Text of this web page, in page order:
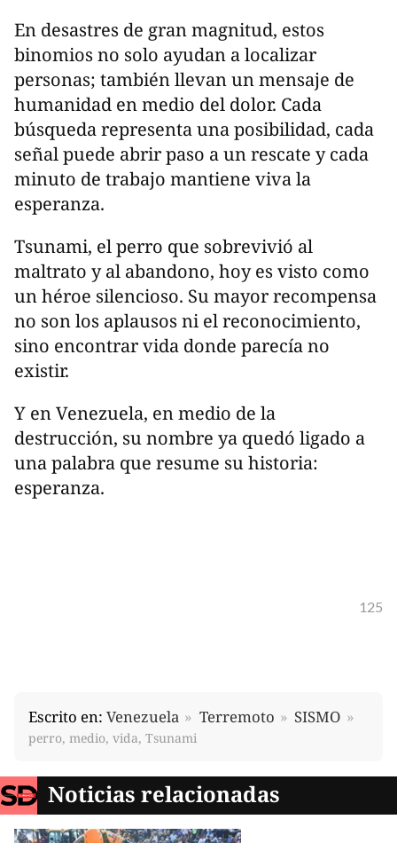
En desastres de gran magnitud, estos
binomios no solo ayudan a localizar
personas; también llevan un mensaje de
humanidad en medio del dolor. Cada
búsqueda representa una posibilidad, cada
señal puede abrir paso a un rescate y cada
minuto de trabajo mantiene viva la
esperanza.
Tsunami, el perro que sobrevivió al
maltrato y al abandono, hoy es visto como
un héroe silencioso. Su mayor recompensa
no son los aplausos ni el reconocimiento,
sino encontrar vida donde parecía no
existir.
Y en Venezuela, en medio de la
destrucción, su nombre ya quedó ligado a
una palabra que resume su historia:
esperanza.
125
Escrito en: Venezuela Terremoto SISMO
perro, medio, vida, Tsunami
Noticias relacionadas